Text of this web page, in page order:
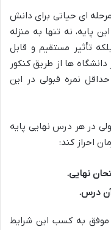
ای حیاتی برای دانش
پایه، نه تنها به منزله
تأثیر مستقیم و قابل
ها از طریق کنکور
نمره قبولی در این
در هر درس نهایی پایه
احراز کند:
موفق به کسب این شرایط